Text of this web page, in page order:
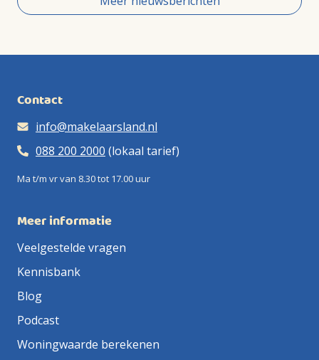
Contact
info@makelaarsland.nl
088 200 2000 (lokaal tarief)
Ma t/m vr van 8.30 tot 17.00 uur
Meer informatie
Veelgestelde vragen
Kennisbank
Blog
Podcast
Woningwaarde berekenen